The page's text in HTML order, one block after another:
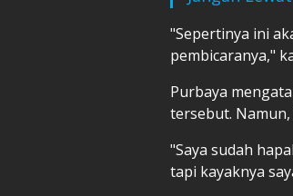
"Sepertinya ini
pembicaranya,"
Purbaya
tersebut.
"Saya sudah
tapi kayaknya